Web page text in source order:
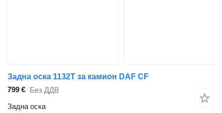
Задна оска 1132T за камион DAF CF
799 € Без ДДВ
Задна оска